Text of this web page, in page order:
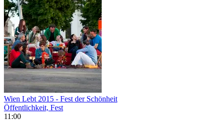
Wien Lebt 2015 - Fest der Schönheit
Öffentlichkeit, Fest
11:00